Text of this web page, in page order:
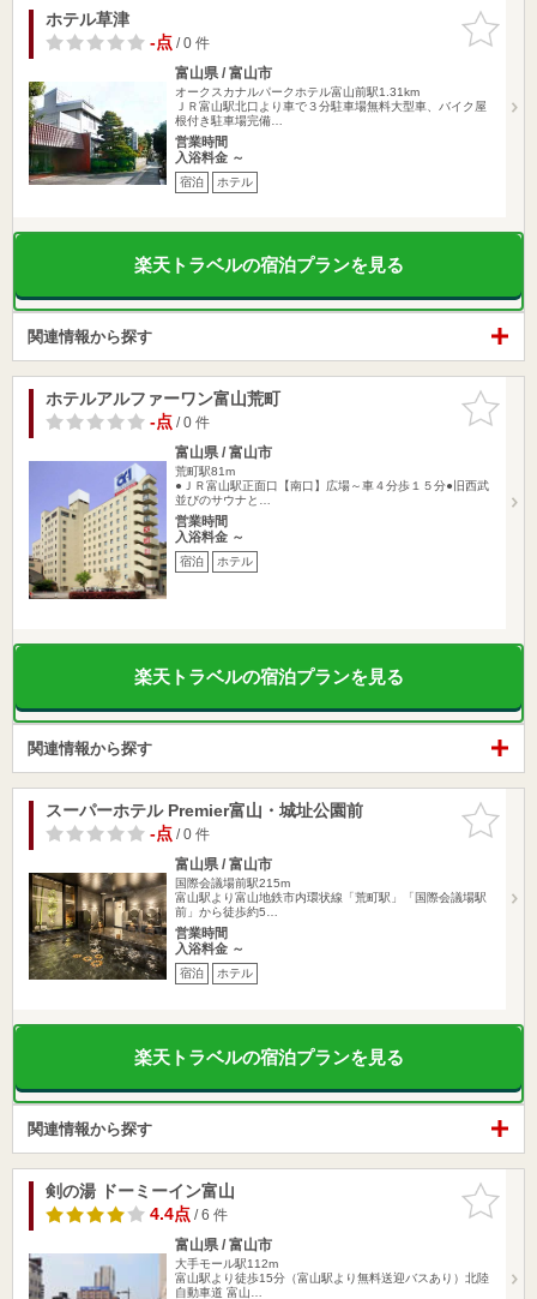
お気に入
りに追加
ホテル草津
-点/ 0 件
富山県 / 富山市
オークスカナルパークホテル富山前駅1.31km
ＪＲ富山駅北口より車で３分駐車場無料大型車、バイク屋
根付き駐車場完備…
営業時間
入浴料金 ～
宿泊 ホテル
楽天トラベルの宿泊プランを見る
関連情報から探す
お気に入
りに追加
ホテルアルファーワン富山荒町
-点/ 0 件
富山県 / 富山市
荒町駅81m
●ＪＲ富山駅正面口【南口】広場～車４分歩１５分●旧西武
並びのサウナと…
営業時間
入浴料金 ～
宿泊 ホテル
楽天トラベルの宿泊プランを見る
関連情報から探す
お気に入
りに追加
スーパーホテル Premier富山・城址公園前
-点/ 0 件
富山県 / 富山市
国際会議場前駅215m
富山駅より富山地鉄市内環状線「荒町駅」「国際会議場駅
前」から徒歩約5…
営業時間
入浴料金 ～
宿泊 ホテル
楽天トラベルの宿泊プランを見る
関連情報から探す
お気に入
りに追加
剣の湯 ドーミーイン富山
4.4点/ 6 件
富山県 / 富山市
大手モール駅112m
富山駅より徒歩15分（富山駅より無料送迎バスあり）北陸
自動車道 富山…